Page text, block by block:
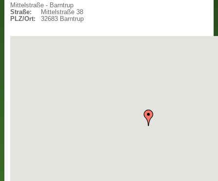
Mittelstraße - Barntrup
Straße:
Mittelstraße 38
PLZ/Ort:
32683 Barntrup